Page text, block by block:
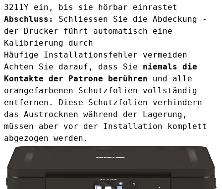
3211Y ein, bis sie hörbar einrastet
Abschluss:
Schliessen Sie die Abdeckung -
der Drucker führt automatisch eine
Kalibrierung durch
Häufige Installationsfehler vermeiden
Achten Sie darauf, dass Sie niemals die
Kontakte der Patrone berühren und alle
orangefarbenen Schutzfolien vollständig
entfernen. Diese Schutzfolien verhindern
das Austrocknen während der Lagerung,
müssen aber vor der Installation komplett
abgezogen werden.